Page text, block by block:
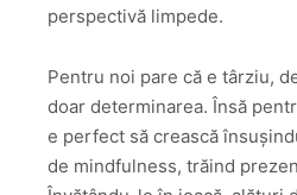
perspectivă limpede.
Pentru noi pare că e târziu,
doar determinarea. Însă
e perfect să crească
de mindfulness, trăind